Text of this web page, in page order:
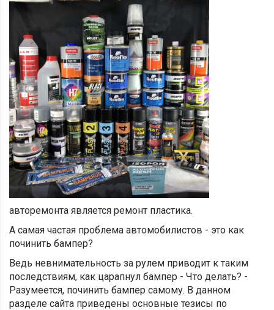
авторемонта является ремонт пластика.
А самая частая проблема автомобилистов - это как
починить бампер?
Ведь невнимательность за рулем приводит к таким
последствиям, как царапнул бампер - Что делать? -
Разумеется, починить бампер самому. В данном
разделе сайта приведены основные тезисы по